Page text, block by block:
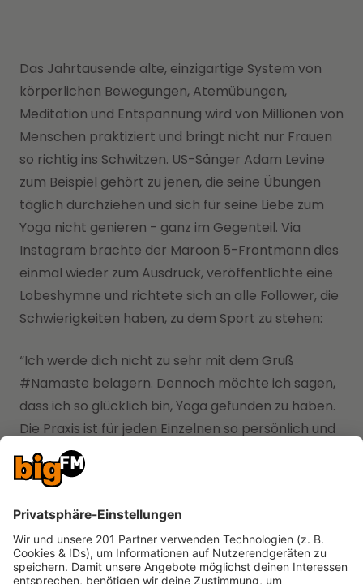
Das Jahrtausende alte, einzigartige System von
körperlichen Bewegungen, Atemübungen,
Meditation und Entspannung wird von Millionen von
Menschen praktiziert und bringt nicht nur Frauen
so richtig ins Schwitzen. US-Sänger Adam Levine
zum Beispiel gehört zu jenen, die seine Übungen
täglich durchziehen und sich für seine Liebe zum
Yoga nicht genieren - ganz im Gegenteil. Via
Instagram brachte der Maroon 5-Frontmann dies
einmal wieder zum Ausdruck, veröffentlichte eine
Lobeshymne und richtete sich an alle Follower, die
Schwierigkeiten haben, zu dem Sport zu stehen:
“Ich werde dich nicht zu sehr mit dem Gruß
#Namaste belagern. Dennoch möchte ich sagen,
dass ich so glücklich bin, Yoga gefunden zu haben.
Die Praxis ist für jeden Einzelnen so persönlich und
für jeden einzigartig, dass ich etwas mit mir selbst
zögerte, bevor ich meine Sichtweise erklären
der zuhört, davon berichten”, startete Adam in
seinen Post und gestand, dass sich die Übungen im
“Laufe der Jahre” positiv auf sein Leben ausgewirkt